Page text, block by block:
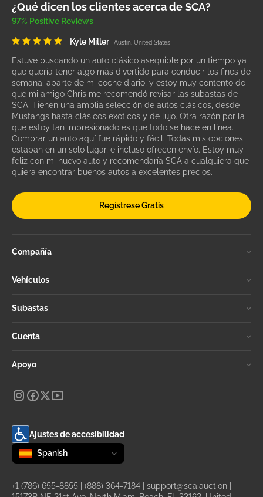
¿Qué dicen los clientes acerca de SCA?
97% Positive Reviews
Kyle Miller Austin, United States
Estuve buscando un auto clásico asequible por un tiempo ya
que quería tener algo más divertido para conducir los fines de
semana, aparte de mi coche diario, y estoy muy contento de
que mi amigo Chris me recomendó revisar las subastas de
SCA. Tienen una amplia selección de autos clásicos, desde
Mustangs hasta clásicos exóticos y de lujo. Otra razón por la
que estoy tan impresionado es que todo se hace en línea.
Comprar un auto aquí fue rápido y fácil. Todas mis opciones
estaban en un solo lugar, e incluso ofrecen envío. Estoy muy
feliz con mi nuevo auto y recomendaría SCA a cualquiera que
quiera encontrar buenos autos a excelentes precios.
Regístrese Gratis
Compañía
Vehículos
Subastas
Cuenta
Apoyo
Ajustes de accesibilidad
Change language
selected
Spanish
+1 (786) 655-8855 (888) 364-7184 support@sca.auction